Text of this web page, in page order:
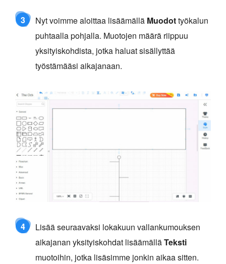
3 Nyt voimme aloittaa lisäämällä Muodottyökalun
puhtaalla pohjalla. Muotojen määrä riippuu
yksityiskohdista, jotka haluat sisällyttää
työstämääsi aikajanaan.
4
Lisää seuraavaksi lokakuun vallankumouksen
aikajanan yksityiskohdat lisäämälläTeksti
muotoihin, jotka lisäsimme jonkin aikaa sitten.